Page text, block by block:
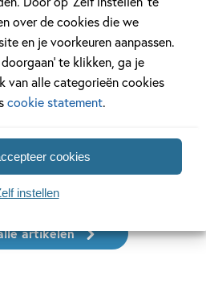
over de cookies die we
en je voorkeuren aanpassen.
te klikken, ga je
van alle categorieën cookies
cookie statement.
cookies
instellen
22 DECEMBER 2025
Ons
artikelen